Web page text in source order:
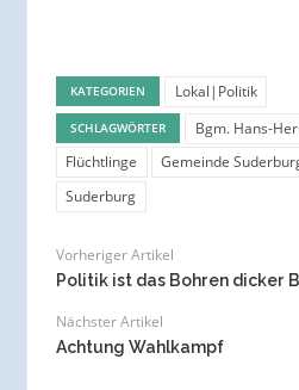
KATEGORIEN Lokal|Politik
SCHLAGWÖRTER
Bgm. Hans-
Flüchtlinge
Gemeinde
Suderburg
Vorheriger Artikel
Politik ist das Bohren dicker
Nächster Artikel
Achtung Wahlkampf